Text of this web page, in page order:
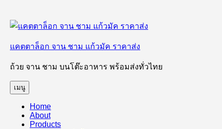
ข้าม
ยัง
บทความ
แคตตาล็อก จาน ชาม แก้วมัค ราคาส่ง
ถ้วย จาน ชาม บนโต๊ะอาหาร พร้อมส่งทั่วไทย
เมนู
Home
About
Products